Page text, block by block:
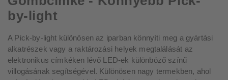
by-light
A Pick-by-light különösen az iparban könnyíti meg a gyártási
alkatrészek vagy a raktározási helyek megtalálását az
elektronikus címkéken lévő LED-ek különböző színű
villogásának segítségével. Különösen nagy termekben, ahol